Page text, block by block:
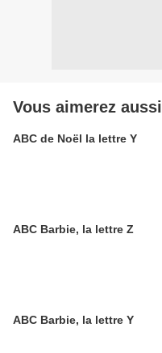
Vous aimerez aussi
ABC de Noël la lettre Y
ABC Barbie, la lettre Z
ABC Barbie, la lettre Y